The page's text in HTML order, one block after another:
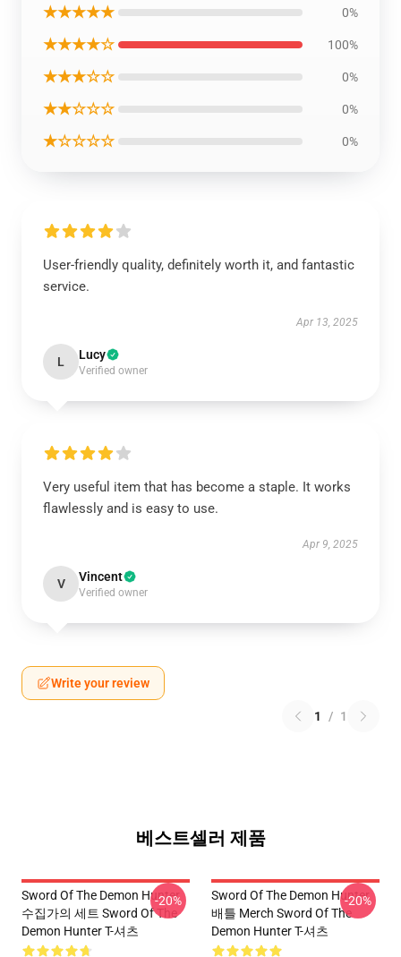
★★★★★ 0%
★★★★☆ 100%
★★★☆☆ 0%
★★☆☆☆ 0%
★☆☆☆☆ 0%
User-friendly quality, definitely worth it, and fantastic
service.
Apr 13, 2025
L Lucy
Verified owner
Very useful item that has become a staple. It works
flawlessly and is easy to use.
Apr 9, 2025
V Vincent
Verified owner
Write your review
1 / 1
베스트셀러 제품
Sword Of The Demon Hunter
수집가의 세트 Sword Of The
Demon Hunter T-셔츠
-20%
Sword Of The Demon Hunter
배틀 Merch Sword Of The
Demon Hunter T-셔츠
-20%